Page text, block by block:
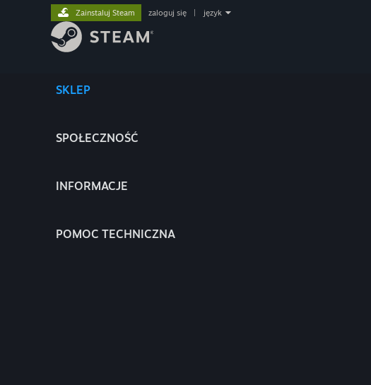
SKLEP
SPOŁECZNOŚĆ
INFORMACJE
POMOC TECHNICZNA
Zainstaluj Steam zaloguj się język